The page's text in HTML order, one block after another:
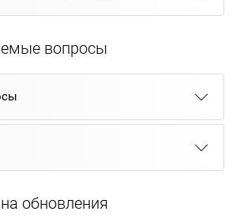
вопросы
обновления